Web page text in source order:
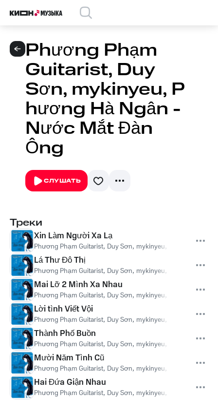
Phương Phạm
Guitarist, Duy
Sơn, mykinyeu, P
hương Hà Ngân -
Nước Mắt Đàn
Ông
СЛУШАТЬ
Треки
Xin Làm Người Xa Lạ
Phương Phạm Guitarist, Duy Sơn, mykinyeu,
Lá Thư Đô Thị
Phương Phạm Guitarist, Duy Sơn, mykinyeu,
Mai Lỡ 2 Mình Xa Nhau
Phương Phạm Guitarist, Duy Sơn, mykinyeu,
Lời tình Viết Vội
Phương Phạm Guitarist, Duy Sơn, mykinyeu,
Thành Phố Buồn
Phương Phạm Guitarist, Duy Sơn, mykinyeu,
Mười Năm Tình Cũ
Phương Phạm Guitarist, Duy Sơn, mykinyeu,
Hai Đứa Giận Nhau
Phương Phạm Guitarist, Duy Sơn, mykinyeu,